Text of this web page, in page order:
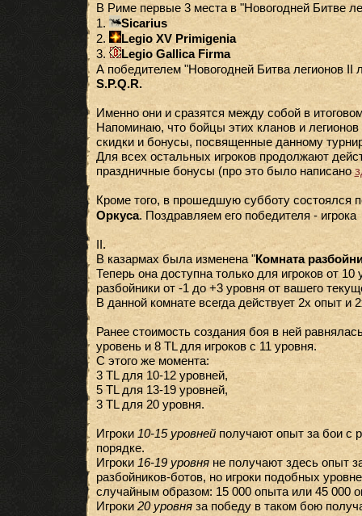
В Риме первые 3 места в "Новогодней Битве
1.
Sicarius
2.
Legio XV Primigenia
3.
Legio Gallica Firma
А победителем "Новогодней Битва легионов II
S.P.Q.R.
Именно они и сразятся между собой в
Напоминаю, что бойцы этих кланов и
скидки и бонусы, посвященные данному
Для всех остальных игроков продолжают
праздничные бонусы (про это было написано
Кроме того, в прошедшую субботу состоялся
Оркуса. Поздравляем его победителя - игрока
II.
В казармах была изменена "Комната
Теперь она доступна только для игроков от
разбойники от -1 до +3 уровня от вашего
В данной комнате всегда действует 2х опыт и
Ранее стоимость создания боя в ней
уровень и 8 TL для игроков с 11 уровня.
С этого же момента:
3 TL для 10-12 уровней,
5 TL для 13-19 уровней,
3 TL для 20 уровня.
Игроки 10-15 уровнейполучают опыт за бои с
порядке.
Игроки 16-19 уровняне получают здесь опыт
разбойников-ботов, но игроки подобных
случайным образом: 15 000 опыта или 45 000
Игроки 20 уровняза победу в таком бою